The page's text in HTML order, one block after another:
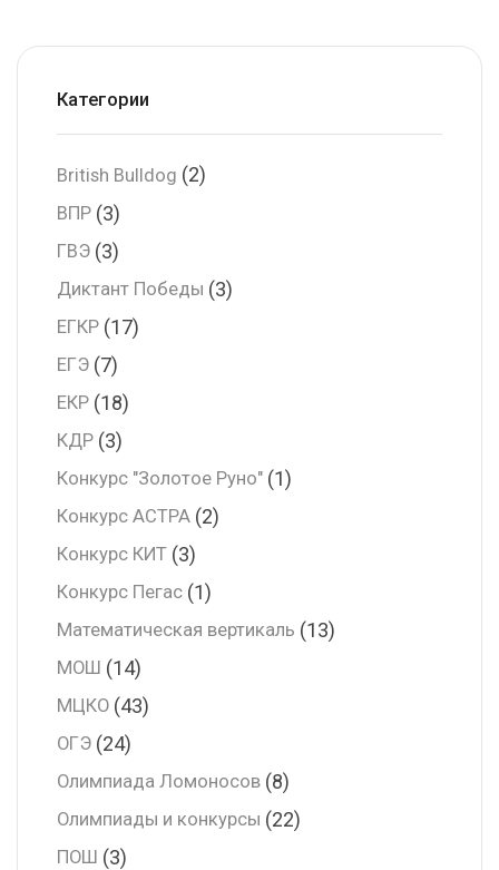
Категории
British Bulldog (2)
ВПР (3)
ГВЭ (3)
Диктант Победы (3)
ЕГКР (17)
ЕГЭ (7)
ЕКР (18)
КДР (3)
Конкурс "Золотое Руно" (1)
Конкурс АСТРА (2)
Конкурс КИТ (3)
Конкурс Пегас (1)
Математическая вертикаль (13)
МОШ (14)
МЦКО (43)
ОГЭ (24)
Олимпиада Ломоносов (8)
Олимпиады и конкурсы (22)
ПОШ (3)